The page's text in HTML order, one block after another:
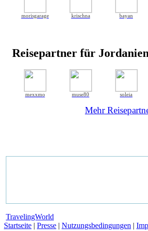
morisgarage krischna bayan
Reisepartner für
mexxmo muse80 soleia
Mehr
TravelingWorld
Startseite | Presse | Nutzungsbedingungen |